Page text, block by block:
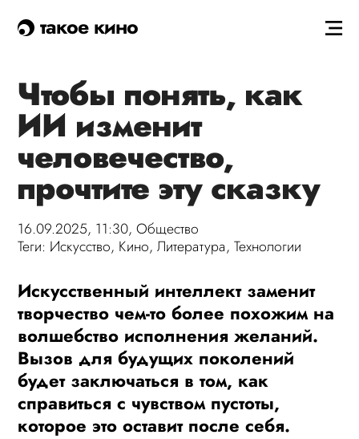
такое кино
Чтобы понять, как
ИИ изменит
человечество,
прочтите эту сказку
16.09.2025, 11:30,Общество
Теги: Искусство, Кино,Литература,Технологии
Искусственный интеллект заменит
творчество чем-то более похожим на
волшебство исполнения желаний.
Вызов для будущих поколений
будет заключаться в том, как
справиться с чувством пустоты,
которое это оставит после себя.